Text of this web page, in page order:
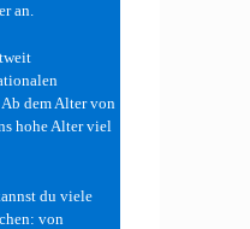
an.
dem Alter von
hohe Alter viel
du viele
von